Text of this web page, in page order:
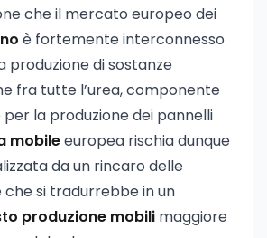
che il mercato europeo dei
è fortemente interconnesso
produzione di sostanze
fra tutte l’urea, componente
la produzione dei pannelli
mobileeuropea rischia dunque
da un rincaro delle
si tradurrebbe in un
produzione mobili maggiore